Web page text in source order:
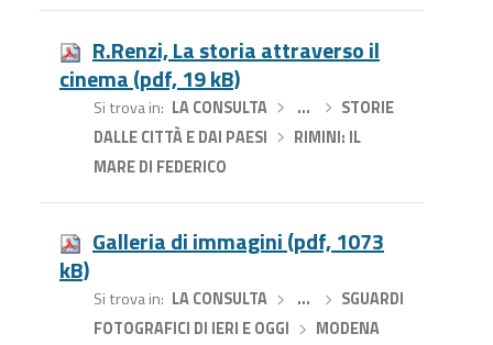
R.Renzi, La storia attraverso il
cinema (pdf, 19 kB)
Si trova in LA CONSULTA› …
STORIE
DALLE CITTÀ E DAI PAESI
RIMINI: IL
MARE DI FEDERICO
Galleria di immagini (pdf, 1073
kB)
Si trova in LA CONSULTA› …
SGUARDI
FOTOGRAFICI DI IERI E OGGI
MODENA